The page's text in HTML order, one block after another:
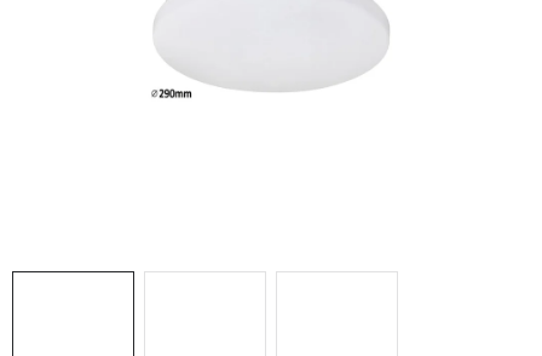
SAMSUNG SVIETIDLÁ
SOLÁRNE SYSTÉMY
OBCHODNÉ PODMIENKY